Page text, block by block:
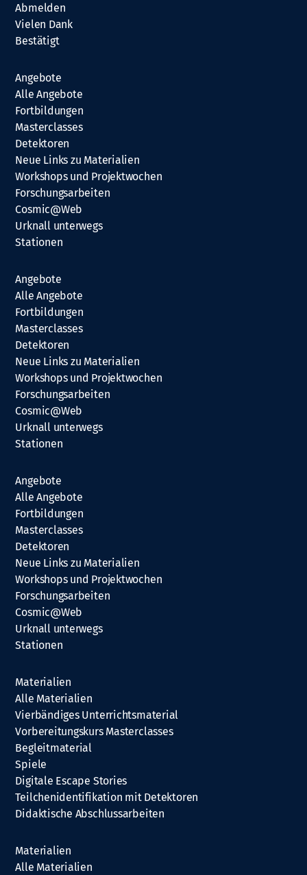
Abmelden
Vielen Dank
Bestätigt
Angebote
Alle Angebote
Fortbildungen
Masterclasses
Detektoren
Neue Links zu Materialien
Workshops und Projektwochen
Forschungsarbeiten
Cosmic@Web
Urknall unterwegs
Stationen
Angebote
Alle Angebote
Fortbildungen
Masterclasses
Detektoren
Neue Links zu Materialien
Workshops und Projektwochen
Forschungsarbeiten
Cosmic@Web
Urknall unterwegs
Stationen
Angebote
Alle Angebote
Fortbildungen
Masterclasses
Detektoren
Neue Links zu Materialien
Workshops und Projektwochen
Forschungsarbeiten
Cosmic@Web
Urknall unterwegs
Stationen
Materialien
Alle Materialien
Vierbändiges Unterrichtsmaterial
Vorbereitungskurs Masterclasses
Begleitmaterial
Spiele
Digitale Escape Stories
Teilchenidentifikation mit Detektoren
Didaktische Abschlussarbeiten
Materialien
Alle Materialien